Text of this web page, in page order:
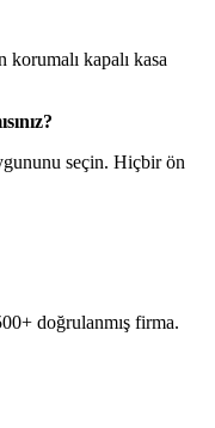
korumalı kapalı kasa
seçin. Hiçbir ön
doğrulanmış firma.